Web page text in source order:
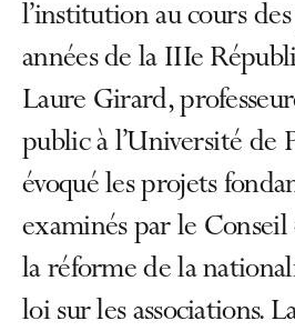
l’institution au cours
années de la IIIe
Laure Girard,
public à l’Université de
évoqué les projets
examinés par le Conseil
la réforme de la
loi sur les associations.